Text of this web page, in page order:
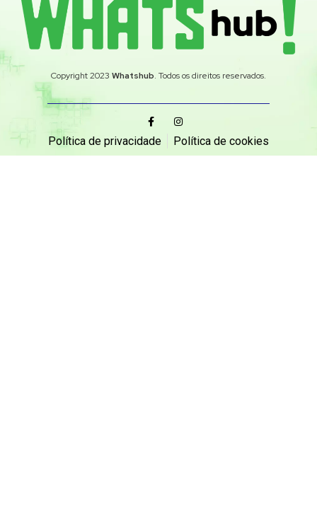
Copyright 2023 Whatshub. Todos os direitos reservados.
Política de privacidade Política de cookies